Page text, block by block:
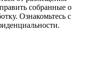
собранные о
Ознакомьтесь с